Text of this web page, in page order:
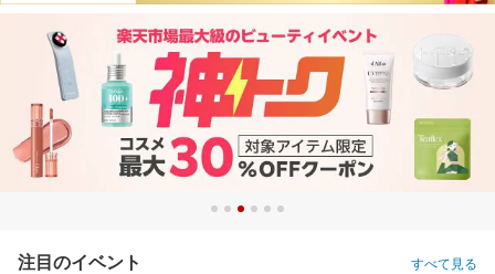
注目のイベント すべて見る